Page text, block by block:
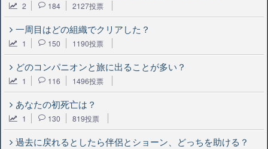
2 184 2127投票
一周目はどの組織でクリアした？
1 150 1190投票
どのコンパニオンと旅に出ることが多い？
1 116 1496投票
あなたの初死亡は？
1 130 819投票
過去に戻れるとしたら伴侶とショーン、どっちを助ける？